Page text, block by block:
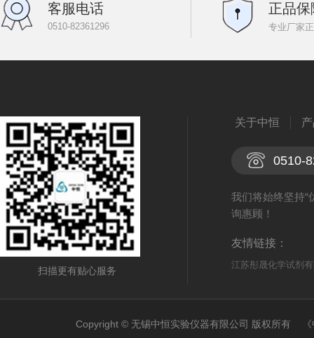
客服电话
0510-82361296
正品保
专业厂家
扫描更有贴心服务
关于中恒
0510-
我们将始终坚持“
询惠顾！
友情链接：
江苏彤晟化学试剂
Copyright © 无锡中恒实验仪器有限公司 版权所有 《